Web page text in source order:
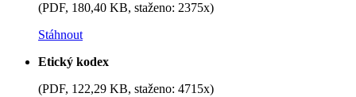
(PDF, 180,40 KB, staženo: 2375x)
Stáhnout
Etický kodex
(PDF, 122,29 KB, staženo: 4715x)